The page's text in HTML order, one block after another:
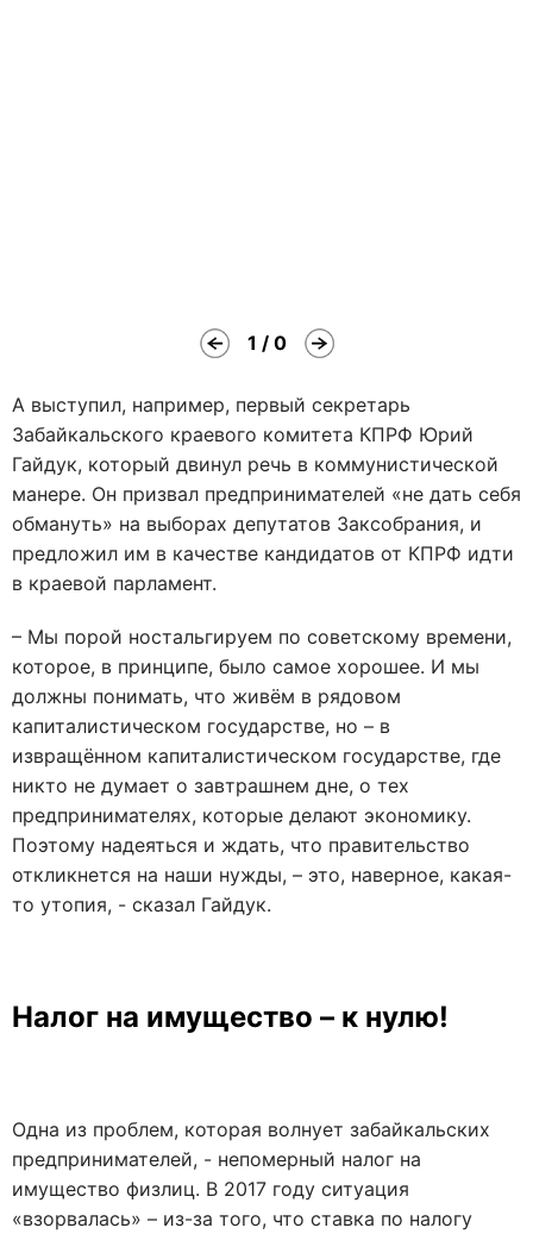
1 / 0
А выступил, например, первый секретарь
Забайкальского краевого комитета КПРФ Юрий
Гайдук, который двинул речь в коммунистической
манере. Он призвал предпринимателей «не дать себя
обмануть» на выборах депутатов Заксобрания, и
предложил им в качестве кандидатов от КПРФ идти
в краевой парламент.
– Мы порой ностальгируем по советскому времени,
которое, в принципе, было самое хорошее. И мы
должны понимать, что живём в рядовом
капиталистическом государстве, но – в
извращённом капиталистическом государстве, где
никто не думает о завтрашнем дне, о тех
предпринимателях, которые делают экономику.
Поэтому надеяться и ждать, что правительство
откликнется на наши нужды, – это, наверное, какая-
то утопия, - сказал Гайдук.
Налог на имущество – к нулю!
Одна из проблем, которая волнует забайкальских
предпринимателей, - непомерный налог на
имущество физлиц. В 2017 году ситуация
«взорвалась» – из-за того, что ставка по налогу